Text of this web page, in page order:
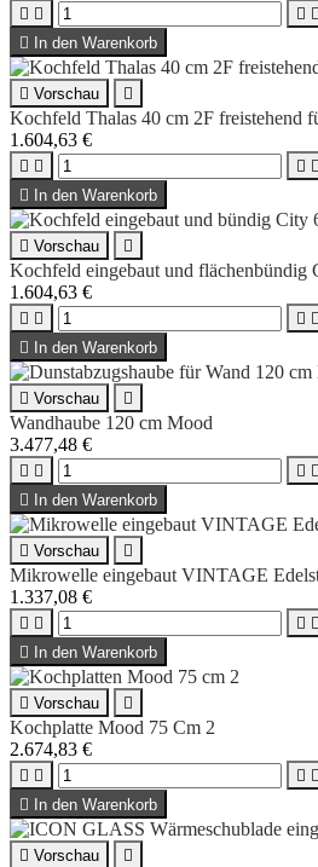
   

In den Warenkorb
 Vorschau 
Kochfeld Thalas 40 cm 2F freistehend
1.604,63 €
   

In den Warenkorb
 Vorschau 
Kochfeld eingebaut und flächenbündig
1.604,63 €
   

In den Warenkorb
 Vorschau 
Wandhaube 120 cm Mood
3.477,48 €
   

In den Warenkorb
 Vorschau 
Mikrowelle eingebaut VINTAGE
1.337,08 €
   

In den Warenkorb
 Vorschau 
Kochplatte Mood 75 Cm 2
2.674,83 €
   

In den Warenkorb
 Vorschau 